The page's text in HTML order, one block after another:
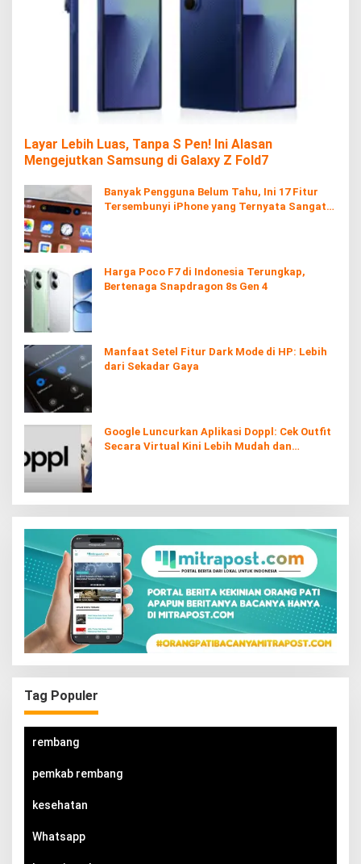
Layar Lebih Luas, Tanpa S Pen! Ini Alasan
Mengejutkan Samsung di Galaxy Z Fold7
Banyak Pengguna Belum Tahu, Ini 17 Fitur
Tersembunyi iPhone yang Ternyata Sangat
Harga Poco F7 di Indonesia Terungkap,
Bertenaga Snapdragon 8s Gen 4
Manfaat Setel Fitur Dark Mode di HP: Lebih
dari Sekadar Gaya
Google Luncurkan Aplikasi Doppl: Cek Outfit
Secara Virtual Kini Lebih Mudah dan
Tag Populer
rembang
pemkab rembang
kesehatan
Whatsapp